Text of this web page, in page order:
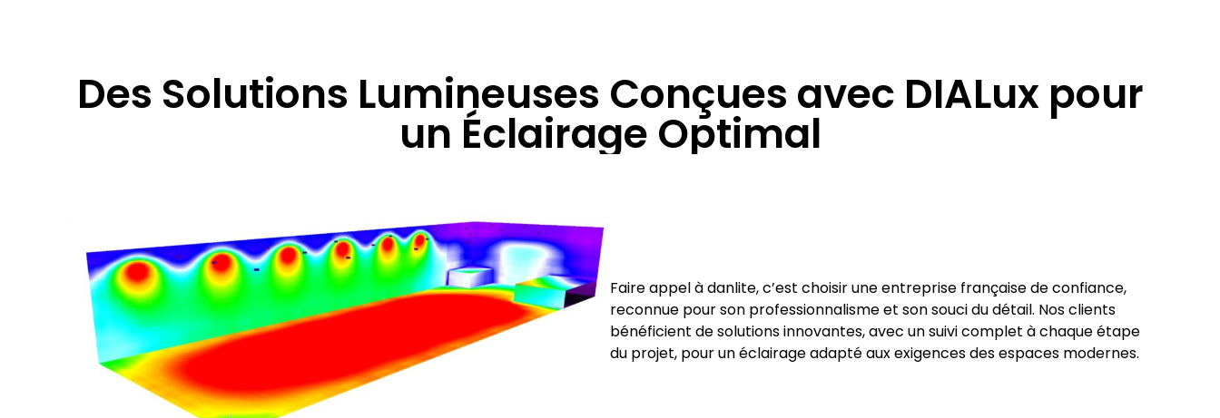
Des Solutions Lumineuses Conçues avec DIALux pour
un Éclairage Optimal
Faire appel à danlite, c’est choisir une entreprise française de confiance,
reconnue pour son professionnalisme et son souci du détail. Nos clients
bénéficient de solutions innovantes, avec un suivi complet à chaque étape
du projet, pour un éclairage adapté aux exigences des espaces modernes.